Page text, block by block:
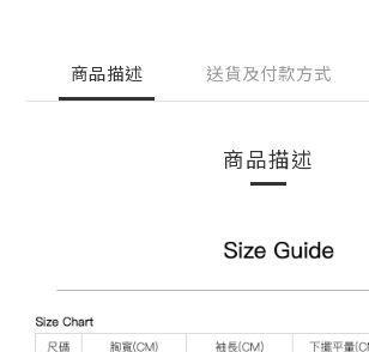
商品描述 送貨及付款方式
商品描述